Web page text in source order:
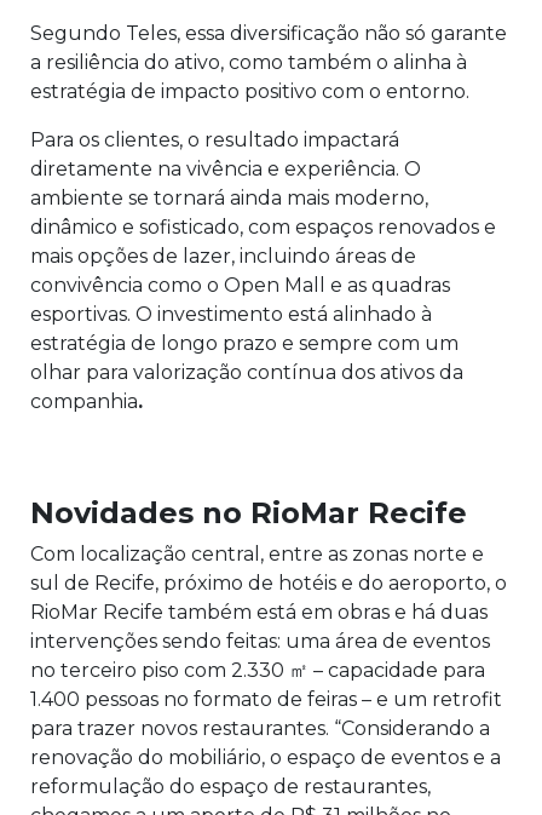
Segundo Teles, essa diversificação não só garante
a resiliência do ativo, como também o alinha à
estratégia de impacto positivo com o entorno.
Para os clientes, o resultado impactará
diretamente na vivência e experiência. O
ambiente se tornará ainda mais moderno,
dinâmico e sofisticado, com espaços renovados e
mais opções de lazer, incluindo áreas de
convivência como o Open Mall e as quadras
esportivas. O investimento está alinhado à
estratégia de longo prazo e sempre com um
olhar para valorização contínua dos ativos da
companhia.
Novidades no RioMar Recife
Com localização central, entre as zonas norte e
sul de Recife, próximo de hotéis e do aeroporto, o
RioMar Recife também está em obras e há duas
intervenções sendo feitas: uma área de eventos
no terceiro piso com 2.330 ㎡ – capacidade para
1.400 pessoas no formato de feiras – e um retrofit
para trazer novos restaurantes. “Considerando a
renovação do mobiliário, o espaço de eventos e a
reformulação do espaço de restaurantes,